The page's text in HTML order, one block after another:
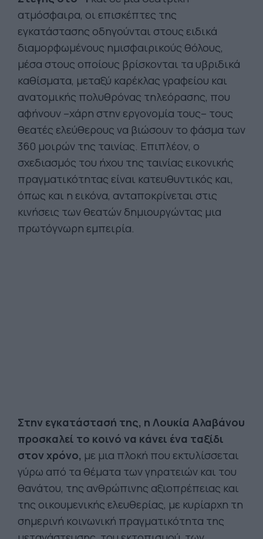
ατμόσφαιρα, οι επισκέπτες της
εγκατάστασης οδηγούνται στους ειδικά
διαμορφωμένους ημισφαιρικούς θόλους,
μέσα στους οποίους βρίσκονται τα υβριδικά
καθίσματα, μεταξύ καρέκλας γραφείου και
ανατομικής πολυθρόνας τηλεόρασης, που
αφήνουν –χάρη στην εργονομία τους– τους
θεατές ελεύθερους να βιώσουν το φάσμα των
360 μοιρών της ταινίας. Επιπλέον, ο
σχεδιασμός του ήχου της ταινίας εικονικής
πραγματικότητας είναι κατευθυντικός και,
όπως και η εικόνα, ανταποκρίνεται στις
κινήσεις των θεατών δημιουργώντας μια
πρωτόγνωρη εμπειρία.
Στην εγκατάστασή της, η Λουκία Αλαβάνου
προσκαλεί το κοινό να κάνει ένα ταξίδι
στον χρόνο, με μια πλοκή που εκτυλίσσεται
γύρω από τα θέματα των γηρατειών και του
θανάτου, της ανθρώπινης αξιοπρέπειας και
της οικουμενικής ελευθερίας, με κυρίαρχη τη
σημερινή κοινωνική πραγματικότητα της